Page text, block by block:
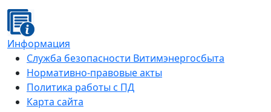
Информация
Служба безопасности Витимэнергосбыта
Нормативно-правовые акты
Политика работы с ПД
Карта сайта